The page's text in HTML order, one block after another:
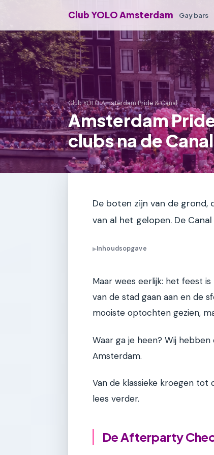
Club YOLO Amsterdam Gay bars
Club YOLO Amsterdam›Pride & Canal
Amsterdam
clubs na de
De boten zijn van de grond,
van al het gelopen. De
▶Inhoudsopgave
Maar wees eerlijk: het feest
van de stad gaan aan en de
mooiste optochten gezien,
Waar ga je heen? Wij
Amsterdam.
Van de klassieke kroegen tot
lees verder.
De Afterparty